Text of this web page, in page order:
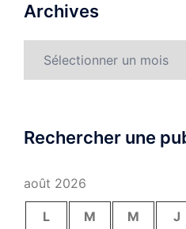
Archives
Rechercher une
août 2026
L M M J